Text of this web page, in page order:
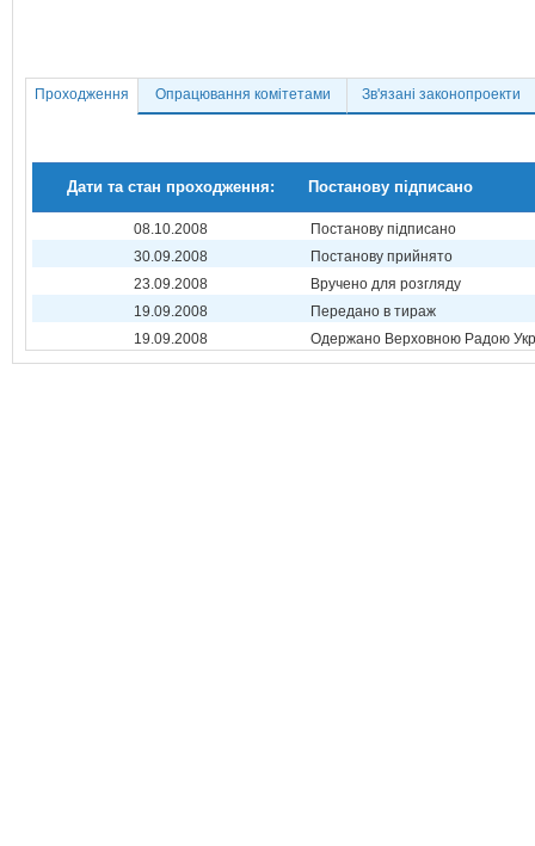
Проходження Опрацювання комітетами Зв'язані законопроекти
Дати та стан проходження: Постанову підписано
08.10.2008
Постанову підписано
30.09.2008
Постанову прийнято
23.09.2008
Вручено для розгляду
19.09.2008
Передано в тираж
19.09.2008
Одержано Верховною Радою